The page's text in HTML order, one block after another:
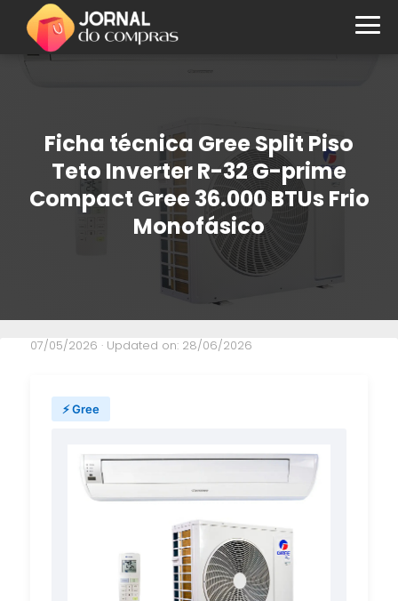
Ficha técnica Gree Split Piso
Teto Inverter R-32 G-prime
Compact Gree 36.000 BTUs Frio
Monofásico
07/05/2026 · Updated on: 28/06/2026
⚡ Gree